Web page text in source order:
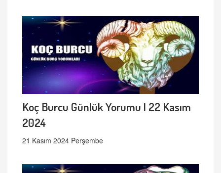
Koç Burcu Günlük Yorumu | 22 Kasım
2024
21 Kasım 2024 Perşembe